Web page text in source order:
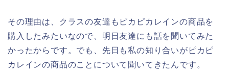
その理由は、クラスの友達もピカピカレインの商品を
購入したみたいなので、明日友達にも話を聞いてみた
かったからです。でも、先日も私の知り合いがピカピ
カレインの商品のことについて聞いてきたんです。